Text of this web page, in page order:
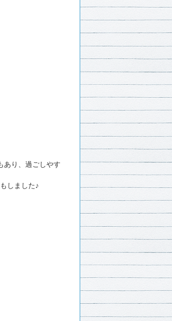
あり、過ごしやす
しました♪